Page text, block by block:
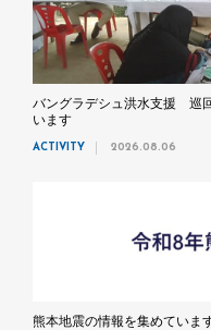
バングラデシュ洪水支援 巡
います
ACTIVITY 2026.08.06
熊本地震の情報を集めていま